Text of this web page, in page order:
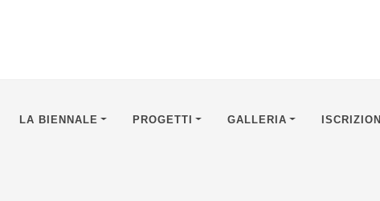
LA BIENNALE PROGETTI GALLERIA